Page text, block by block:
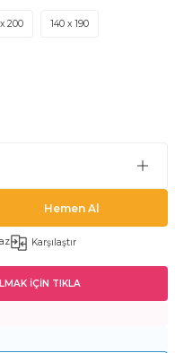
200 140 x 190
Hemen Al
Karşılaştır
İÇİN TIKLA